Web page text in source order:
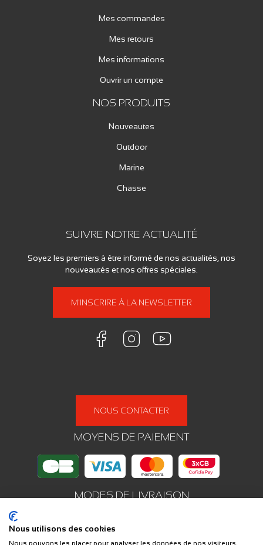
Mes commandes
Mes retours
Mes informations
Ouvrir un compte
NOS PRODUITS
Nouveautes
Outdoor
Marine
Chasse
SUIVRE NOTRE ACTUALITÉ
Soyez les premiers à être informé de nos actualités, nos
nouveautés et nos offres spéciales.
M'INSCRIRE À LA NEWSLETTER
NOUS CONTACTER
MOYENS DE PAIEMENT
MODES DE LIVRAISON
Nous utilisons des cookies
Nous pouvons les placer pour analyser les données de nos visiteurs,